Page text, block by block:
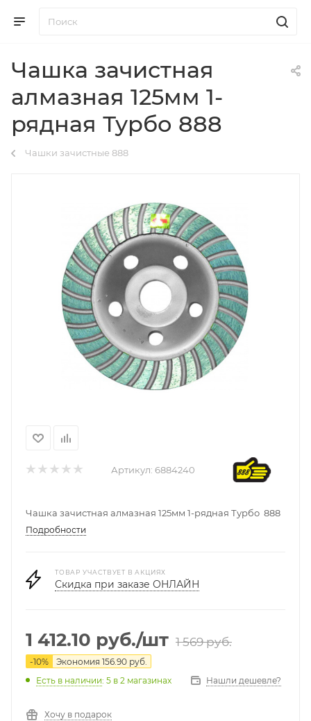
Чашка зачистная
алмазная 125мм 1-
рядная Турбо 888
Чашки зачистные 888
Артикул: 6884240
Чашка зачистная алмазная 125мм 1-рядная Турбо 888
Подробности
ТОВАР УЧАСТВУЕТ В АКЦИЯХ
Скидка при заказе ОНЛАЙН
1 412.10 руб./шт 1 569руб.
-10% Экономия 156.90 руб.
Есть в наличии: 5 в 2 магазинах Нашли дешевле?
Хочу в подарок